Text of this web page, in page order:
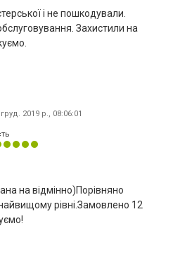
і не пошкодували.
Захистили на
2019 р., 08:06:01
на відмінно)Порівняно
рівні.Замовлено 12